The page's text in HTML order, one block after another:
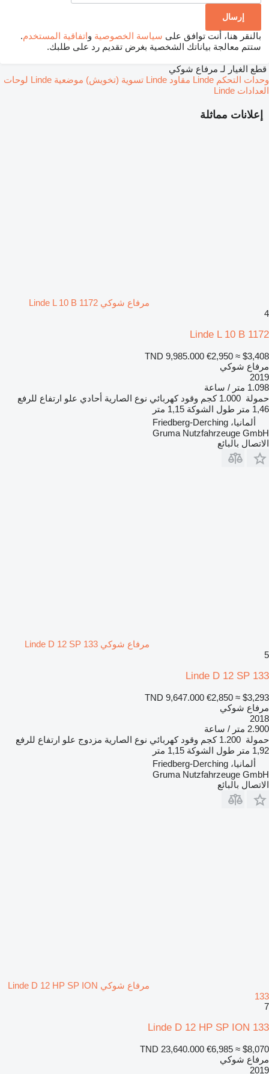
بالنقر هنا، أنت توافق على سياسة الخصوصية واتفاقية المستخدم.
ستتم معالجة بياناتك الشخصية بغرض تقديم رد على طلبك.
إعلانات مماثلة
مرفاع شوكي Linde L 10 B 1172
4
Linde L 10 B 1172
TND 9,985.000 €2,950 ≈ $3,408
مرفاع شوكي
2019
1.098 متر / ساعة
حمولة 1.000 كجم وقود كهربائي نوع الصارية أحادي علو ارتفاع للرفع
1,46 متر
طول الشوكة 1,15 متر
ألمانيا، Friedberg-Derching
Gruma Nutzfahrzeuge GmbH
الاتصال بالبائع
مرفاع شوكي Linde D 12 SP 133
5
Linde D 12 SP 133
TND 9,647.000 €2,850 ≈ $3,293
مرفاع شوكي
2018
2.900 متر / ساعة
حمولة 1.200 كجم وقود كهربائي نوع الصارية مزدوج علو ارتفاع للرفع
1,92 متر
طول الشوكة 1,15 متر
ألمانيا، Friedberg-Derching
Gruma Nutzfahrzeuge GmbH
الاتصال بالبائع
مرفاع شوكي Linde D 12 HP SP ION
133
7
Linde D 12 HP SP ION 133
TND 23,640.000 €6,985 ≈ $8,070
مرفاع شوكي
2019
قطع الغيار لـ مرفاع شوكي
وحدات التحكم Linde
مقاود Linde تسوية (تخويش) موضعية Linde
لوحات
العدادات Linde